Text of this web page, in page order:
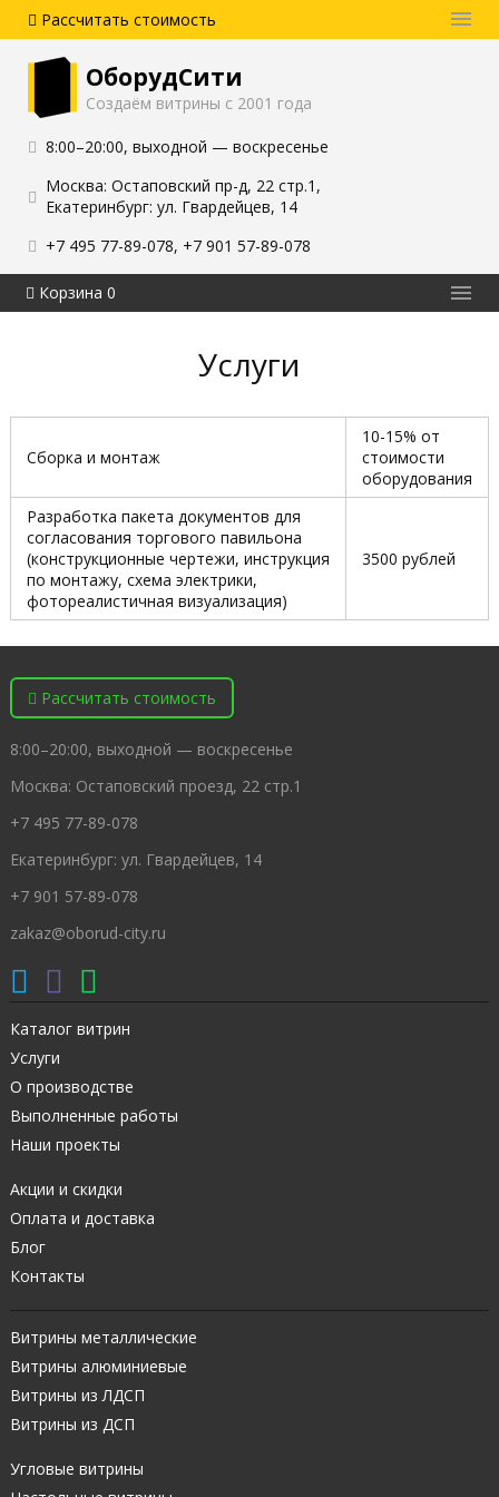
Рассчитать стоимость
ОборудСити
Создаём витрины с 2001 года
8:00–20:00, выходной — воскресенье
Москва: Остаповский пр-д, 22 стр.1 ,
Екатеринбург: ул. Гвардейцев, 14
+7 495 77-89-078, +7 901 57-89-078
Выполненные работы
Наши проекты
Корзина 0
Услуги
Сборка и монтаж
10-15% от
стоимости
оборудования
Разработка пакета документов для
согласования торгового павильона
(конструкционные чертежи, инструкция
по монтажу, схема электрики,
фотореалистичная визуализация)
3500 рублей
Витрины металлические
Витрины алюминиевые
Витрины из ЛДСП
Витрины из ДСП
Угловые витрины
Каталог витрин
Услуги
О производстве
Выполненные работы
Наши проекты
Акции и скидки
Оплата и доставка
Блог
Контакты
Рассчитать стоимость
8:00–20:00, выходной — воскресенье
Москва: Остаповский проезд, 22 стр.1
+7 495 77-89-078
Екатеринбург: ул. Гвардейцев, 14
+7 901 57-89-078
zakaz@oborud-city.ru